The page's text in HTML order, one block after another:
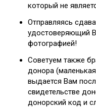
который не
Отправляясь
удостоверяющий
фотографией!
Советуем также
донора
выдается Вам
свидетельстве
донорский код и